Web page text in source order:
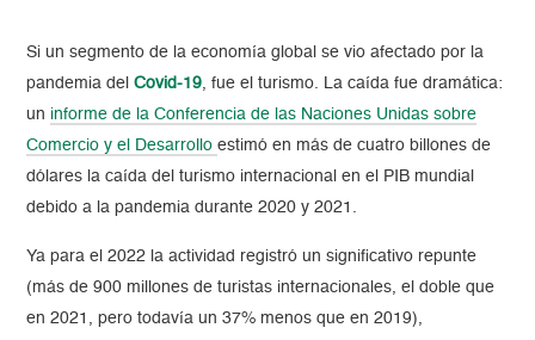
Si un segmento de la economía global se vio afectado por la
pandemia delCovid-19, fue el turismo. La caída fue dramática:
uninforme de la Conferencia de las Naciones Unidas sobre
Comercio y el Desarrollo estimó en más de cuatro billones de
dólares la caída del turismo internacional en el PIB mundial
debido a la pandemia durante 2020 y 2021.
Ya para el 2022 la actividad registró un significativo repunte
(más de 900 millones de turistas internacionales, el doble que
en 2021, pero todavía un 37% menos que en 2019),